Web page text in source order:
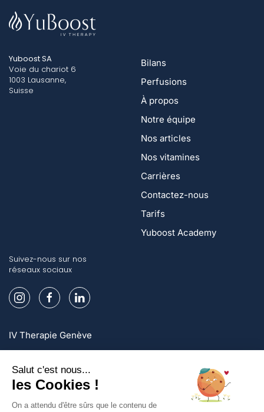
Yuboost SA
Voie du chariot 6
1003 Lausanne,
Suisse
Bilans
Perfusions
À propos
Notre équipe
Nos articles
Nos vitamines
Carrières
Contactez-nous
Tarifs
Yuboost Academy
Suivez-nous sur nos
réseaux sociaux
IV Therapie Genève
IV Therapie Zurich
Inscrivez-vous et profitez d'offres exclusives!